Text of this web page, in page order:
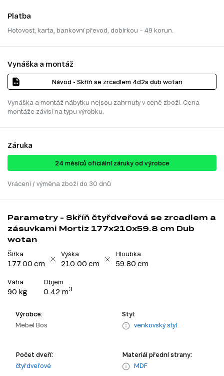
Platba
Hotovost, karta, bankovní převod, dobírkou – 49 korun.
Vynáška a montáž
Návod - Skříň se zrcadlem 4d2s dub wotan
Vynáška a montáž nábytku nejsou zahrnuty v ceně zboží. Cena
montáže závisí na typu výrobku.
Záruka
24 ​​​​měsíců oficiální záruky od výrobce
Vrácení / výměna zboží do 30 dnů
Parametry - Skříň čtyřdveřová se zrcadlem a
zásuvkami Mortiz 177x210x59.8 cm Dub
wotan
Šířka
177.00 cm
Výška
210.00 cm
Hloubka
59.80 cm
Váha
90 kg
Objem
0.42 m3
Výrobce:
Mebel Bos
Styl:
venkovský styl
Počet dveří:
čtyřdveřové
Materiál přední strany:
MDF